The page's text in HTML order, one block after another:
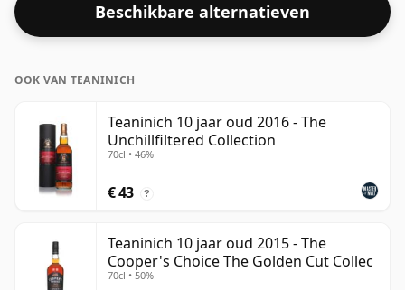
Beschikbare alternatieven
OOK VAN TEANINICH
Teaninich 10 jaar oud 2016 - The
Unchillfiltered Collection
70cl • 46%
€ 43 ?
Teaninich 10 jaar oud 2015 - The
Cooper's Choice The Golden Cut Collec
70cl • 50%